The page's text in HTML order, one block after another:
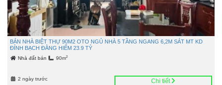
BÁN NHÀ BIỆT THỰ 90M2 OTO NGỦ NHÀ 5 TẦNG NGANG 6,2M SÁT MT KD
ĐỈNH BẠCH ĐẰNG HIẾM 23.9 TỶ
Nhà đất bán 90m2
2 ngày trước Chi tiết